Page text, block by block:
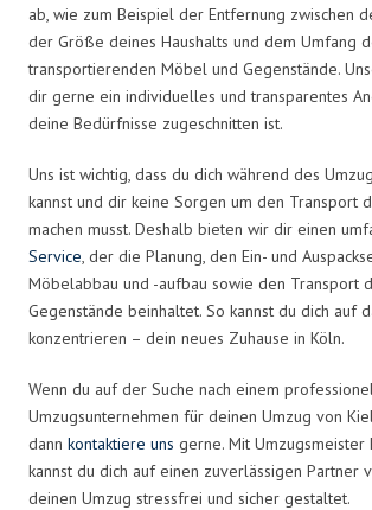
ab, wie zum Beispiel der Entfernung zwischen
der Größe deines Haushalts und dem Umfang
transportierenden Möbel und Gegenstände.
dir gerne ein individuelles und transparentes
deine Bedürfnisse zugeschnitten ist.
Uns ist wichtig, dass du dich während des
kannst und dir keine Sorgen um den Transport
machen musst. Deshalb bieten wir dir einen
Service, der die Planung, den Ein- und
Möbelabbau und -aufbau sowie den Transport
Gegenstände beinhaltet. So kannst du dich auf
konzentrieren – dein neues Zuhause in Köln.
Wenn du auf der Suche nach einem
Umzugsunternehmen für deinen Umzug von
dann kontaktiere uns gerne. Mit Umzugsmeister
kannst du dich auf einen zuverlässigen Partner
deinen Umzug stressfrei und sicher gestaltet.